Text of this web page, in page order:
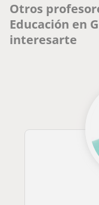
Otros
Educación en
interesarte